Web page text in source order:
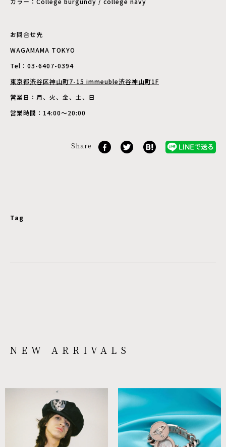
お問合せ先
WAGAMAMA TOKYO
Tel：03-6407-0394
東京都渋⾕区神⼭町7-15 immeuble渋⾕神⼭町1F
営業⽇：⽉、⽕、⾦、⼟、⽇
営業時間：14:00〜20:00
Share
Tag
NEW ARRIVALS